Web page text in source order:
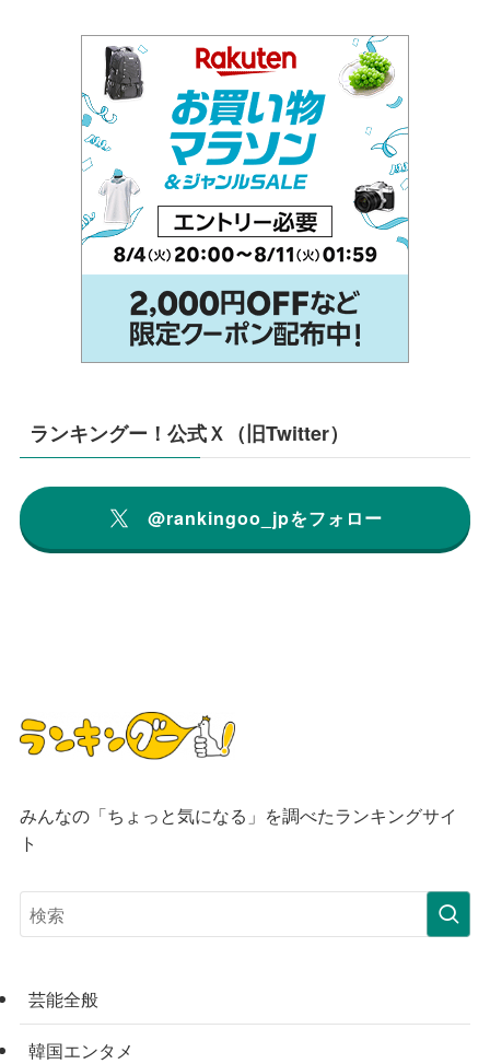
ランキングー！公式Ｘ（旧Twitter）
@rankingoo_jpをフォロー
みんなの「ちょっと気になる」を調べたランキングサイ
ト
芸能全般
韓国エンタメ